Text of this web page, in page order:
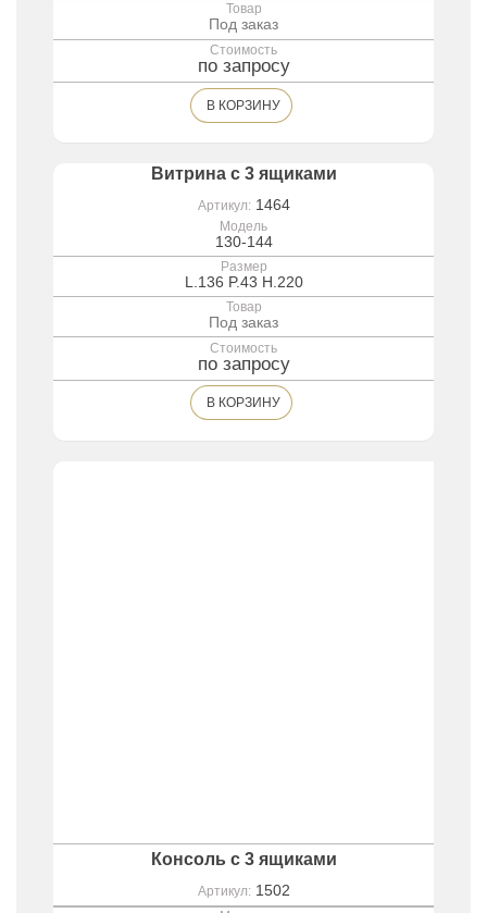
Товар
Под заказ
Стоимость
по запросу
В КОРЗИНУ
Витрина с 3 ящиками
Артикул: 1464
Модель
130-144
Размер
L.136 P.43 H.220
Товар
Под заказ
Стоимость
по запросу
В КОРЗИНУ
Консоль с 3 ящиками
Артикул: 1502